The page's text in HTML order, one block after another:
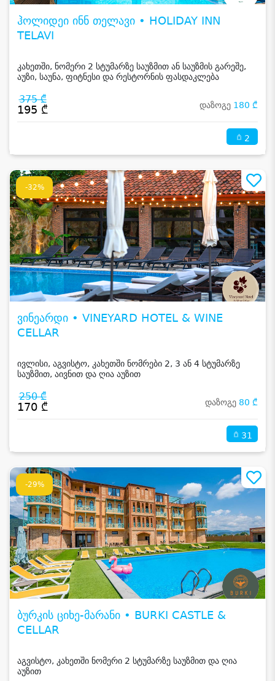
ჰოლიდეი ინნ თელავი • HOLIDAY INN
TELAVI
კახეთში, ნომერი 2 სტუმარზე საუზმით ან საუზმის გარეშე,
აუზი, საუნა, ფიტნესი და რესტორნის ფასდაკლება
375 ₾
195 ₾ დაზოგე 180 ₾
2
-32%
ვინეარდი • VINEYARD HOTEL & WINE
CELLAR
ივლისი, აგვისტო, კახეთში ნომრები 2, 3 ან 4 სტუმარზე
საუზმით, აივნით და ღია აუზით
250 ₾
170 ₾ დაზოგე 80 ₾
31
-29%
ბურკის ციხე-მარანი • BURKI CASTLE &
CELLAR
აგვისტო, კახეთში ნომერი 2 სტუმარზე საუზმით და ღია
აუზით